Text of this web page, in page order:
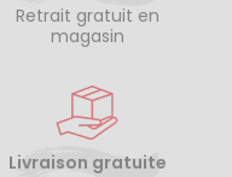
Retrait gratuit en
magasin
Livraison gratuite